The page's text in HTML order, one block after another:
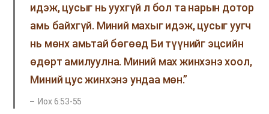
идэж, цусыг нь уухгүй л бол та нарын дотор
амь байхгүй. Миний махыг идэж, цусыг уугч
нь мөнх амьтай бөгөөд Би түүнийг эцсийн
өдөрт амилуулна. Миний мах жинхэнэ хоол,
Миний цус жинхэнэ ундаа мөн.”
Иох 6:53-55